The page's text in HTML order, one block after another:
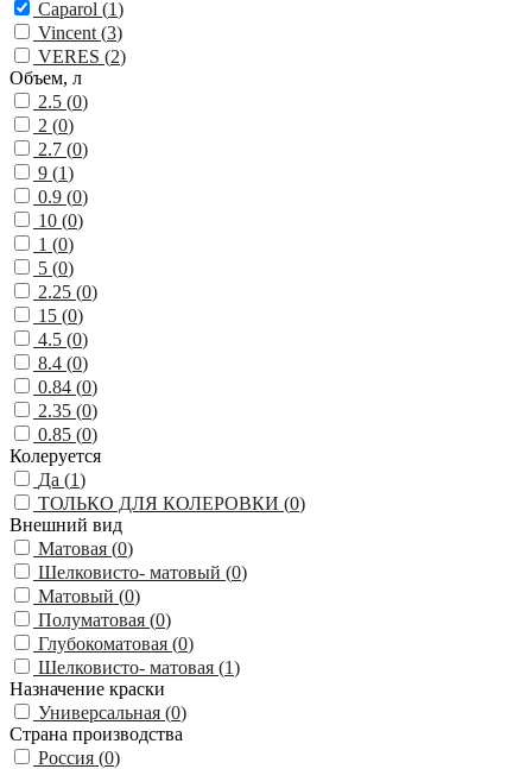
Caparol (1)
Vincent (3)
VERES (2)
Объем, л
2.5 (0)
2 (0)
2.7 (0)
9 (1)
0.9 (0)
10 (0)
1 (0)
5 (0)
2.25 (0)
15 (0)
4.5 (0)
8.4 (0)
0.84 (0)
2.35 (0)
0.85 (0)
Колеруется
Да (1)
ТОЛЬКО ДЛЯ КОЛЕРОВКИ (0)
Внешний вид
Матовая (0)
Шелковисто- матовый (0)
Матовый (0)
Полуматовая (0)
Глубокоматовая (0)
Шелковисто- матовая (1)
Назначение краски
Универсальная (0)
Страна производства
Россия (0)